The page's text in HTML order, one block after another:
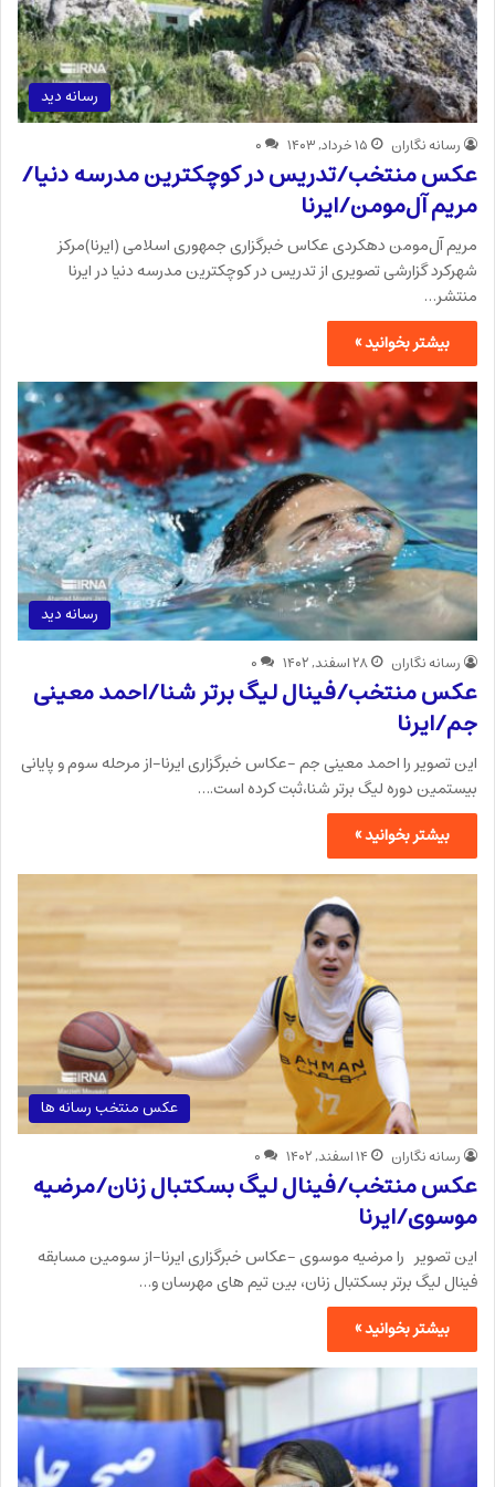
رسانه دید
رسانه نگاران ۱۵ خرداد, ۱۴۰۳ ۰
عکس منتخب/تدریس در کوچکترین مدرسه دنیا/
مریم آل‌مومن/ایرنا
مریم آل‌مومن دهکردی عکاس خبرگزاری جمهوری اسلامی (ایرنا)مرکز
شهرکرد گزارشی تصویری از تدریس در کوچکترین مدرسه دنیا در ایرنا
منتشر…
بیشتر بخوانید »
رسانه دید
رسانه نگاران ۲۸ اسفند, ۱۴۰۲ ۰
عکس منتخب/فینال لیگ برتر شنا/احمد معینی
جم/ایرنا
این تصویر را احمد معینی جم -عکاس خبرگزاری ایرنا-از مرحله سوم و پایانی
بیستمین دوره لیگ برتر شنا،ثبت کرده است.…
بیشتر بخوانید »
عکس منتخب رسانه ها
رسانه نگاران ۱۴ اسفند, ۱۴۰۲ ۰
عکس منتخب/فینال لیگ بسکتبال زنان/مرضیه
موسوی/ایرنا
این تصویر را مرضیه موسوی -عکاس خبرگزاری ایرنا-از سومین مسابقه
فینال لیگ برتر بسکتبال زنان، بین تیم های مهرسان و…
بیشتر بخوانید »